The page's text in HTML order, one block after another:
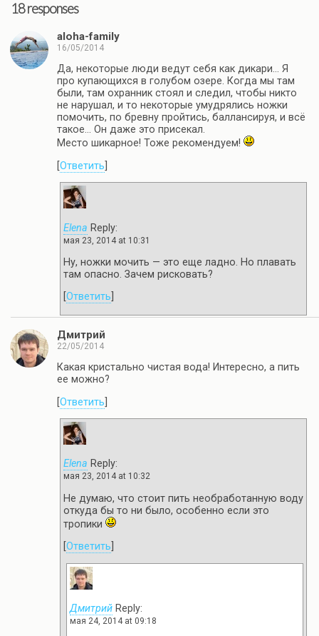
18 responses
aloha-family
16/05/2014
Да, некоторые люди ведут себя как дикари… Я
про купающихся в голубом озере. Когда мы там
были, там охранник стоял и следил, чтобы никто
не нарушал, и то некоторые умудрялись ножки
помочить, по бревну пройтись, баллансируя, и всё
такое… Он даже это присекал.
Место шикарное! Тоже рекомендуем!
Ответить
Elena Reply:
мая 23, 2014 at 10:31
Ну, ножки мочить — это еще ладно. Но плавать
там опасно. Зачем рисковать?
Ответить
Дмитрий
22/05/2014
Какая кристально чистая вода! Интересно, а пить
ее можно?
Ответить
Elena Reply:
мая 23, 2014 at 10:32
Не думаю, что стоит пить необработанную воду
откуда бы то ни было, особенно если это
тропики
Ответить
Дмитрий Reply:
мая 24, 2014 at 09:18